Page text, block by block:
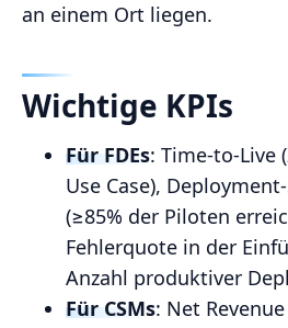
an einem Ort liegen.
Wichtige KPIs
Für FDEs: Time‑to‑Live
Use Case),
(≥85% der Piloten
Fehlerquote in der
Anzahl produktiver
Für CSMs: Net